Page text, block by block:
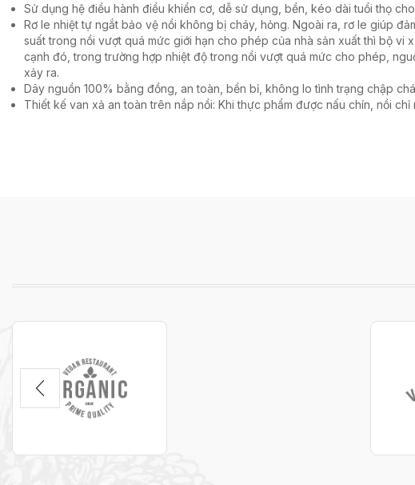
Sử dụng hệ điều hành điều khiển cơ, dễ sử dụng, bền, kéo dài tuổi thọ
Rơ le nhiệt tự ngắt bảo vệ nồi không bị cháy, hỏng. Ngoài ra, rơ le giúp
suất trong nồi vượt quá mức giới hạn cho phép của nhà sản xuất thì bộ vi
cạnh đó, trong trường hợp nhiệt độ trong nồi vượt quá mức cho phép,
xảy ra.
Dây nguồn 100% bằng đồng, an toàn, bền bỉ, không lo tình trạng chập
Thiết kế van xả an toàn trên nắp nồi: Khi thực phẩm được nấu chín, nồi